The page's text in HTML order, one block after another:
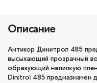
Описание
Антикор Динитрол 485
высыхающий прозрачный
образующий нелипкую
Dinitrol 485 предназначен